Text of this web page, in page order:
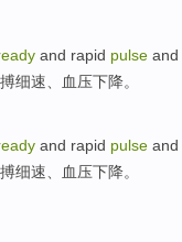
and rapid pulse and
细速、 血压下降。
and rapid pulse and
细速、 血压下降。